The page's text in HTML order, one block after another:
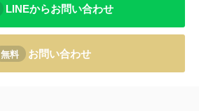
LINEからお問い合わせ
無料 お問い合わせ